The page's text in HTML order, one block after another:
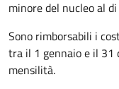
minore del nucleo al
Sono rimborsabili i
tra il 1 gennaio e il 31
mensilità.